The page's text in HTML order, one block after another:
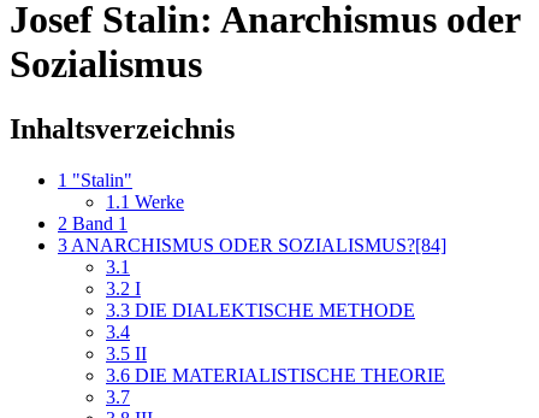
Josef Stalin: Anarchismus oder
Sozialismus
Inhaltsverzeichnis
1 "Stalin"
1.1 Werke
2 Band 1
3 ANARCHISMUS ODER SOZIALISMUS?[84]
3.1
3.2 I
3.3 DIE DIALEKTISCHE METHODE
3.4
3.5 II
3.6 DIE MATERIALISTISCHE THEORIE
3.7